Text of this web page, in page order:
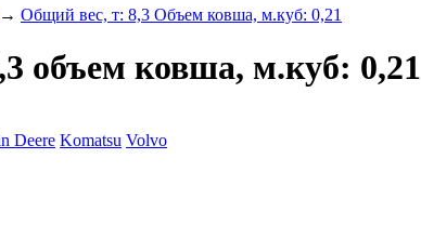
→ Общий вес, т: 8,3 Объем ковша, м.куб: 0,21
объем ковша, м.куб: 0,21
Deere Komatsu Volvo